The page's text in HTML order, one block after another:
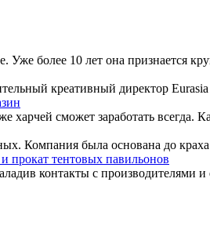
более 10 лет она признается
креативный директор
сможет заработать всегда.
Компания была основана до
прокат тентовых павильонов
контакты с производителями